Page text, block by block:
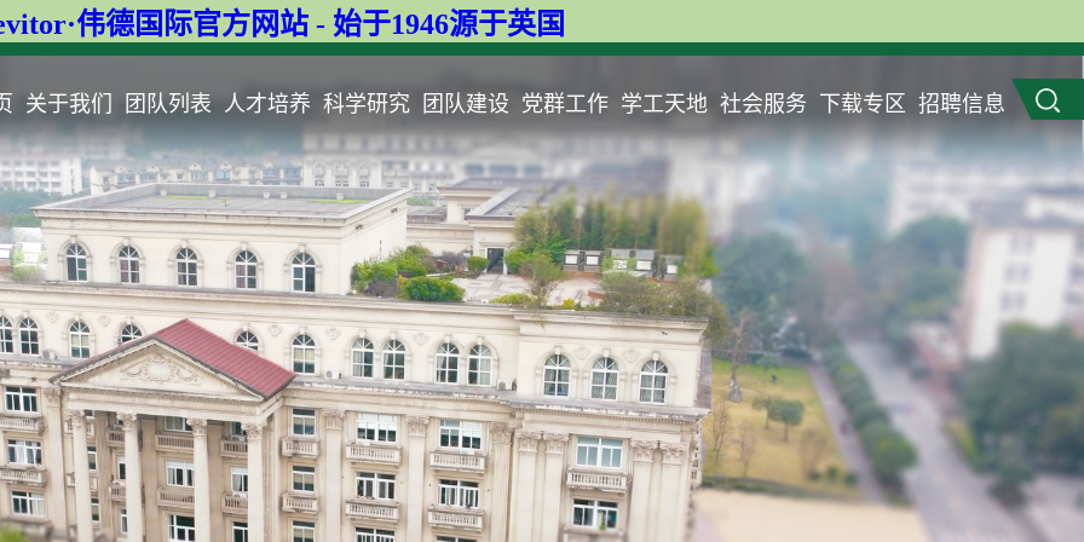
伟德国际官方网站 - 始于1946源于英国
关于我们 团队列表 人才培养 科学研究 团队建设 党群工作 学工天地 社会服务 下载专区 招聘信息